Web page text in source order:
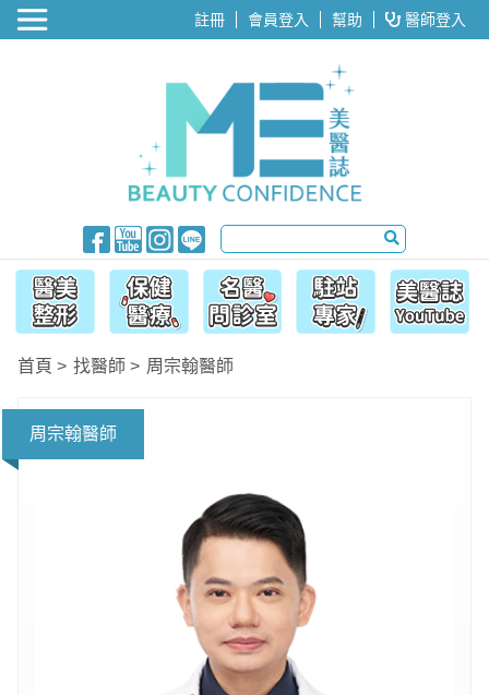
醫美整形 註冊 會員登入 幫助 醫師登入
首頁 找醫師 周宗翰醫師
周宗翰醫師